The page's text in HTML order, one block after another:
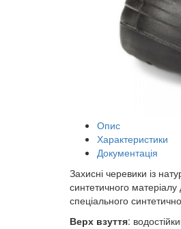
Опис
Характеристики
Документація
Захисні черевики із
синтетичного
спеціального
Верх взуття: